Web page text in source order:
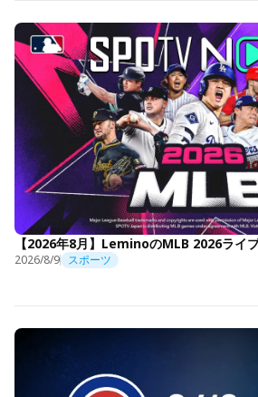
【2026年8月】LeminoのMLB 2026ライ
2026/8/9 スポーツ